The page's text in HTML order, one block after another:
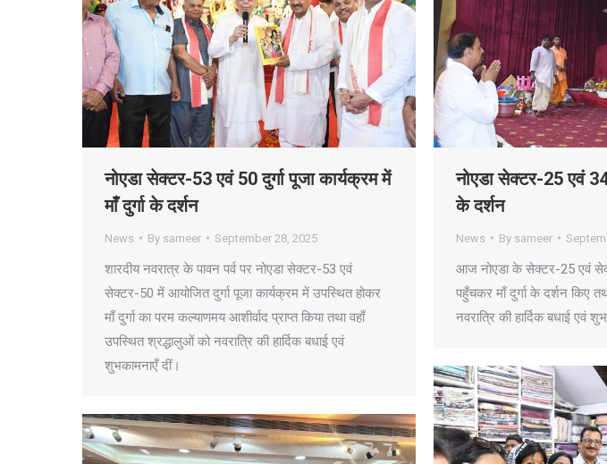
नोएडा सेक्टर-53 एवं 50 दुर्गा पूजा कार्यक्रम में
माँ दुर्गा के दर्शन
News By sameer September 28, 2025
शारदीय नवरात्र के पावन पर्व पर नोएडा सेक्टर-53 एवं
सेक्टर-50 में आयोजित दुर्गा पूजा कार्यक्रम में उपस्थित होकर
माँ दुर्गा का परम कल्याणमय आशीर्वाद प्राप्त किया तथा वहाँ
उपस्थित श्रद्धालुओं को नवरात्रि की हार्दिक बधाई एवं
शुभकामनाएँ दीं।
नोएडा सेक्टर-25 एवं 34
के दर्शन
News By sameer
आज नोएडा के सेक्टर-25 एवं
पहुँचकर माँ दुर्गा के दर्शन किए
नवरात्रि की हार्दिक बधाई एवं